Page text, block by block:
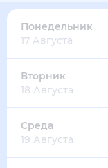
Понедельник
17 Августа
Вторник
18 Августа
Среда
19 Августа